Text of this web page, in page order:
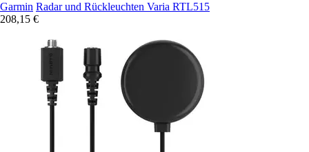
Garmin Radar und Rückleuchten Varia RTL515
208,15 €